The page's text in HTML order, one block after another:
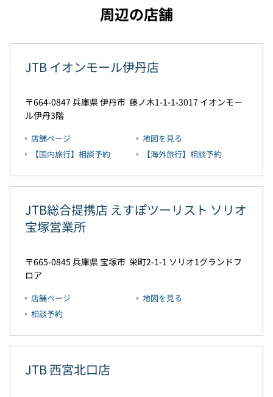
周辺の店舗
JTB イオンモール伊丹店
664-0847 兵庫県伊丹市 藤ノ木1-1-1-3017 イオンモー
ル伊丹3階
店舗ページ
【国内旅行】相談予約
地図を見る
【海外旅行】相談予約
JTB総合提携店 えすぽツーリスト ソリオ
宝塚営業所
665-0845 兵庫県 宝塚市 栄町2-1-1 ソリオ1グランドフ
ロア
店舗ページ
相談予約
地図を見る
JTB 西宮北口店